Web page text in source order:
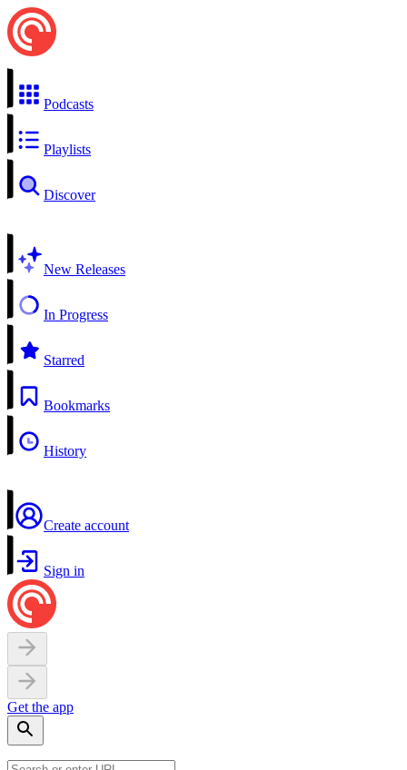
Podcasts
Playlists
Discover
New Releases
In Progress
Starred
Bookmarks
History
Create account
Sign in
Get the app